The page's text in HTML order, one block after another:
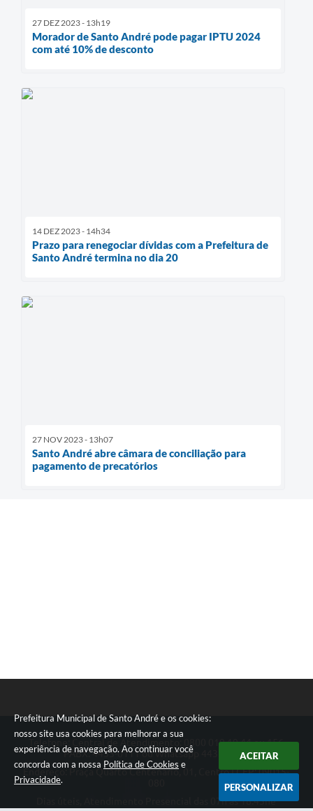
Prefeitura Municipal de Santo André e os cookies:
nosso site usa cookies para melhorar a sua
experiência de navegação. Ao continuar você
concorda com a nossa Política de Cookies e
Privacidade.
ACEITAR
PERSONALIZAR
27 DEZ 2023 - 13h19
Morador de Santo André pode pagar IPTU 2024
com até 10% de desconto
14 DEZ 2023 - 14h34
Prazo para renegociar dívidas com a Prefeitura de
Santo André termina no dia 20
27 NOV 2023 - 13h07
Santo André abre câmara de conciliação para
pagamento de precatórios
Telefone: Central de Atendimento: 0800 019 19 44 ou 156
PABX: 4433-0111 ou Whatsapp 4433-0123
Endereço: Praça Quarto Centenário, 01, Centro | CEP: 09015-
Dias úteis, Atendimento Presencial das 07h as 18:45he